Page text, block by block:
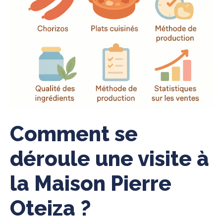
Comment se
déroule une visite à
la Maison Pierre
Oteiza ?